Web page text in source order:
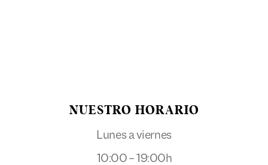
NUESTRO HORARIO
Lunes a viernes
10:00 – 19:00h